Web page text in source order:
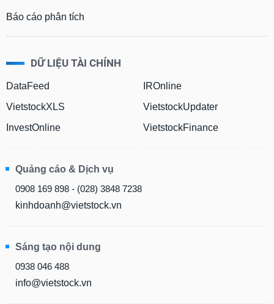
Báo cáo phân tích
DỮ LIỆU TÀI CHÍNH
DataFeed
VietstockXLS
InvestOnline
IROnline
VietstockUpdater
VietstockFinance
Quảng cáo & Dịch vụ
0908 169 898 - (028) 3848 7238
kinhdoanh@vietstock.vn
Sáng tạo nội dung
0938 046 488
info@vietstock.vn